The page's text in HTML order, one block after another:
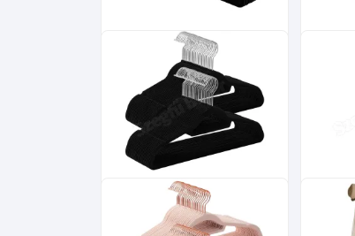
Bársony vállfa,
csúszásmentes ruhaakasztó
20 db, fekete
5 000
30 db,
Bársony vállfa,
csúszásmentes ruhaakasztó
50 db, fekete